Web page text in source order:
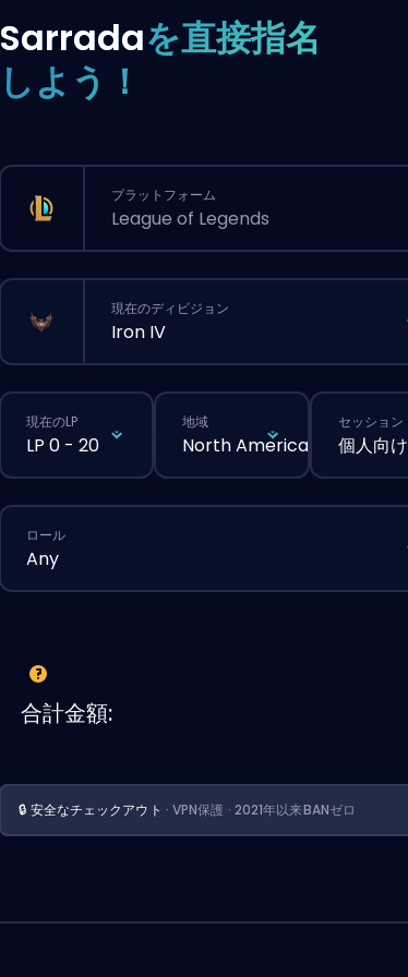
Sarradaを直接指名
しよう！
プラットフォーム
League of Legends
現在のディビジョン
Iron IV
現在のLP
LP 0 - 20
地域
North America
セッション
個人向け
ロール
Any
合計金額:
🔒 安全なチェックアウト · VPN保護 · 2021年以来BANゼロ